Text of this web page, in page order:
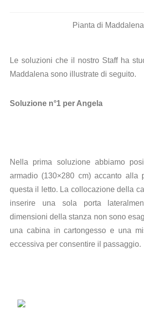
Pianta di
Le soluzioni che il nostro Staff ha
Maddalena sono illustrate di seguito.
Soluzione n°1 per Angela
Nella prima soluzione abbiamo
armadio (130×280 cm) accanto alla
questa il letto. La collocazione della
inserire una sola porta
dimensioni della stanza non sono
una cabina in cartongesso e una
eccessiva per consentire il passaggio.